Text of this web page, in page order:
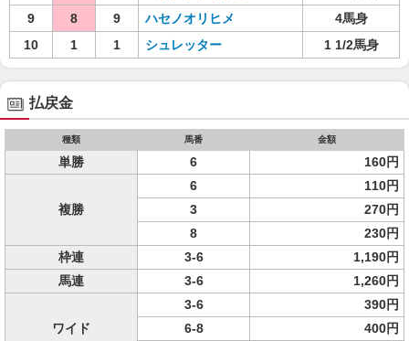
9
8 9 ハセノオリヒメ
4馬身
10
1 1 シュレッター 1 1/2馬身
払戻金
種類 馬番 金額
単勝 6 160円
複勝
6
110円
3
270円
8
230円
枠連
3-6
1,190円
馬連
3-6 1,260円
ワイド
3-6
390円
6-8
400円